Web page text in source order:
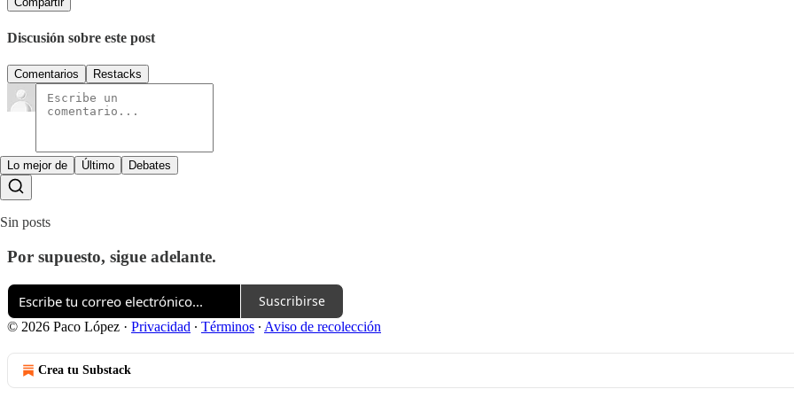
Discusión sobre este post
Comentarios Restacks
Lo mejor de Último Debates
Sin posts
Por supuesto, sigue adelante.
Suscribirse
© 2026 Paco López · Privacidad ∙ Términos ∙ Aviso de recolección
Crea tu Substack